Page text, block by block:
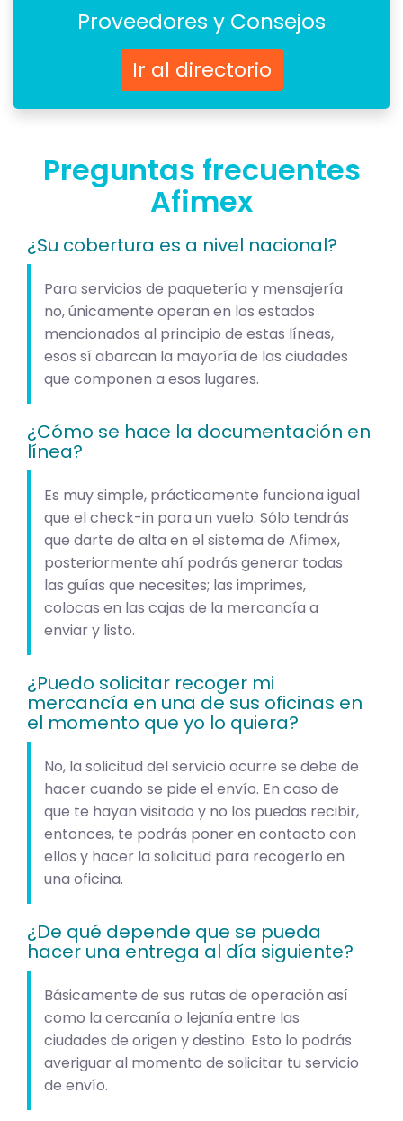
Proveedores y Consejos
Ir al directorio
Preguntas frecuentes
Afimex
¿Su cobertura es a nivel nacional?
Para servicios de paquetería y mensajería
no, únicamente operan en los estados
mencionados al principio de estas líneas,
esos sí abarcan la mayoría de las ciudades
que componen a esos lugares.
¿Cómo se hace la documentación en
línea?
Es muy simple, prácticamente funciona igual
que el check-in para un vuelo. Sólo tendrás
que darte de alta en el sistema de Afimex,
posteriormente ahí podrás generar todas
las guías que necesites; las imprimes,
colocas en las cajas de la mercancía a
enviar y listo.
¿Puedo solicitar recoger mi
mercancía en una de sus oficinas en
el momento que yo lo quiera?
No, la solicitud del servicio ocurre se debe de
hacer cuando se pide el envío. En caso de
que te hayan visitado y no los puedas recibir,
entonces, te podrás poner en contacto con
ellos y hacer la solicitud para recogerlo en
una oficina.
¿De qué depende que se pueda
hacer una entrega al día siguiente?
Básicamente de sus rutas de operación así
como la cercanía o lejanía entre las
ciudades de origen y destino. Esto lo podrás
averiguar al momento de solicitar tu servicio
de envío.